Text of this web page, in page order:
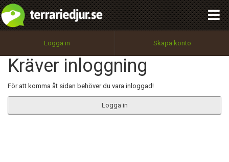
Logga in Skapa konto
Kräver inloggning
För att komma åt sidan behöver du vara inloggad!
Logga in
Utför
100%
OK
integritetspolicy
Namn:
Epost:
Begär nytt lösenord
Tillbaka till förstasidan